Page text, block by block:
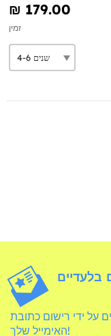
₪‎ 179.00
זמין
על ידי רישום כתובת
האימייל שלך!